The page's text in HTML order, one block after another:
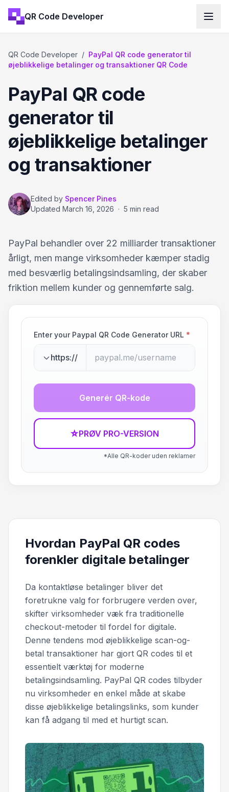
QR Code Developer
QR Code Developer / PayPal QR code generator til
øjeblikkelige betalinger og transaktioner QR Code
PayPal QR code
generator til
øjeblikkelige betalinger
og transaktioner
Edited by Spencer Pines
Updated March 16, 2026 · 5 min read
PayPal behandler over 22 milliarder transaktioner
årligt, men mange virksomheder kæmper stadig
med besværlig betalingsindsamling, der skaber
friktion mellem kunder og gennemførte salg.
Enter your Paypal QR Code Generator URL *
https://
Generér QR-kode
☆PRØV PRO-VERSION
*Alle QR-koder uden reklamer
Hvordan PayPal QR codes
forenkler digitale betalinger
Da kontaktløse betalinger bliver det
foretrukne valg for forbrugere verden over,
skifter virksomheder væk fra traditionelle
checkout-metoder til fordel for digitale.
Denne tendens mod øjeblikkelige scan-og-
betal transaktioner har gjort QR codes til et
essentielt værktøj for moderne
betalingsindsamling. PayPal QR codes tilbyder
nu virksomheder en enkel måde at skabe
disse øjeblikkelige betalingslinks, som kunder
kan få adgang til med et hurtigt scan.